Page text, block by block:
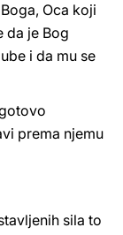
Oca koji
da je Bog
i da mu se
prema njemu
sila to